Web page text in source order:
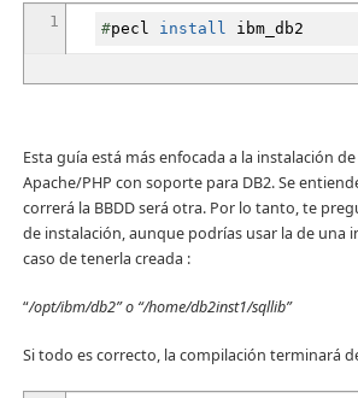
1 #pecl install ibm_db2
Esta guía está más enfocada a la instalación
Apache/PHP con soporte para DB2. Se
correrá la BBDD será otra. Por lo tanto, te
de instalación, aunque podrías usar la de una
caso de tenerla creada :
“/opt/ibm/db2” o “/home/db2inst1/sqllib”
Si todo es correcto, la compilación terminará